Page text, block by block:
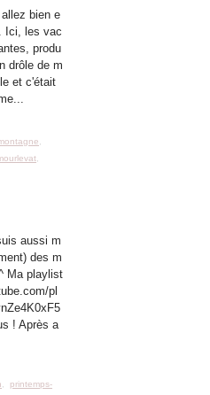
bien e
Ici, les vac
produ
drôle de m
et c'était
aussi m
des m
Ma playlist
pl
! Après a
printemps-